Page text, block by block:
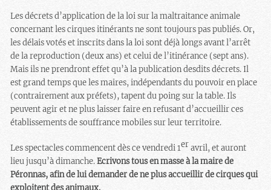
Les décrets d’application de la loi sur la maltraitance animale
concernant les cirques itinérants ne sont toujours pas publiés. Or,
les délais votés et inscrits dans la loi sont déjà longs avant l’arrêt
de la reproduction (deux ans) et celui de l’itinérance (sept ans).
Mais ils ne prendront effet qu’à la publication desdits décrets. Il
est grand temps que les maires, indépendants du pouvoir en place
(contrairement aux préfets), tapent du poing sur la table. Ils
peuvent agir et ne plus laisser faire en refusant d’accueillir ces
établissements de souffrance mobiles sur leur territoire.
Les spectacles commencent dès ce vendredi 1eravril, et auront
lieu jusqu’à dimanche.Ecrivons tous en masse à la maire de
Péronnas, afin de lui demander de ne plus accueillir de cirques qui